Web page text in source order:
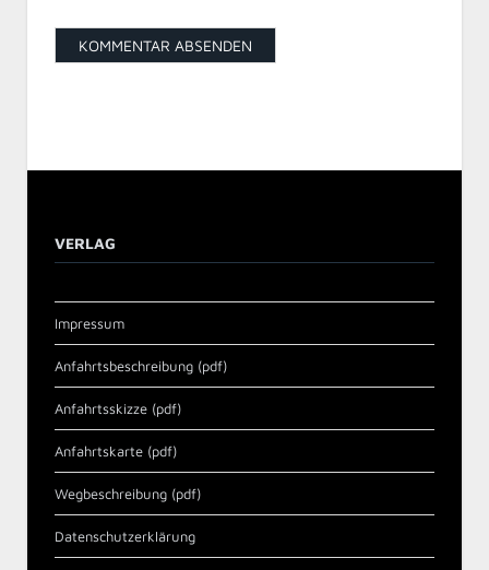
VERLAG
Impressum
Anfahrtsbeschreibung (pdf)
Anfahrtsskizze (pdf)
Anfahrtskarte (pdf)
Wegbeschreibung (pdf)
Datenschutzerklärung